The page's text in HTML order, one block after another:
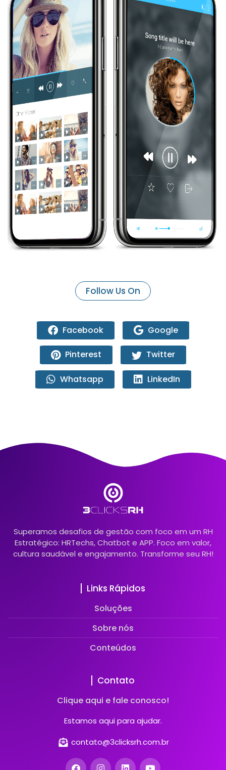
Follow Us On
Facebook Google
Pinterest Twitter
Whatsapp LinkedIn
Superamos desafios de gestão com foco em um RH
Estratégico: HRTechs, Chatbot e APP. Foco em valor,
cultura saudável e engajamento. Transforme seu RH!
Links Rápidos
Soluções
Sobre nós
Conteúdos
Contato
Clique aqui e fale conosco!
Estamos aqui para ajudar.
contato@3clicksrh.com.br